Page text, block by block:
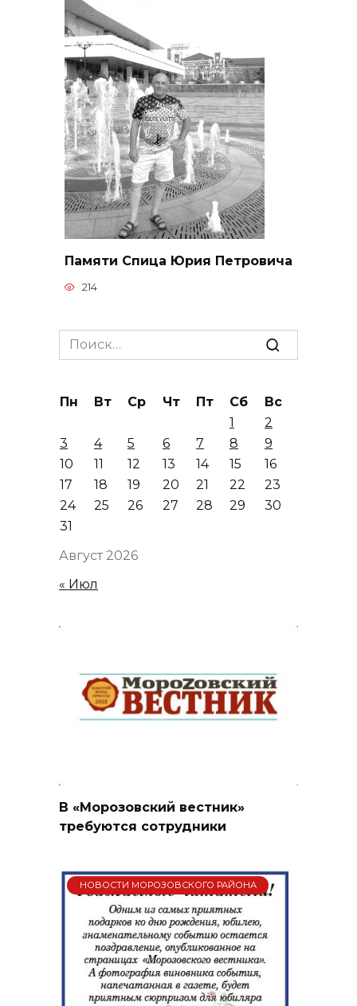
Памяти Спица Юрия Петровича
214
Search
for:
Август 2026
Пн Вт Ср Чт Пт Сб
Вс
1
2
3
4 5 6 7 8
9
10
11 12 13 14 15
16
17
18 19 20 21 22
23
24
25 26 27 28 29
30
31
« Июл
В «Морозовский вестник»
требуются сотрудники
НОВОСТИ МОРОЗОВСКОГО РАЙОНА